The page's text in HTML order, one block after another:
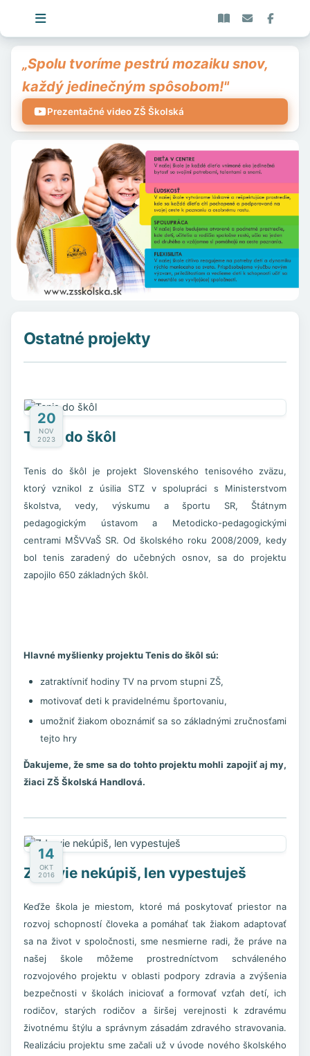
„Spolu tvoríme pestrú mozaiku snov,
každý jedinečným spôsobom!"
Prezentačné video ZŠ Školská
Ostatné projekty
20
NOV
2023
Tenis do škôl
Tenis do škôl je projekt Slovenského tenisového zväzu,
ktorý vznikol z úsilia STZ v spolupráci s Ministerstvom
školstva, vedy, výskumu a športu SR, Štátnym
pedagogickým ústavom a Metodicko-pedagogickými
centrami MŠVVaŠ SR. Od školského roku 2008/2009, kedy
bol tenis zaradený do učebných osnov, sa do projektu
zapojilo 650 základných škôl.
Hlavné myšlienky projektu Tenis do škôl sú:
zatraktívniť hodiny TV na prvom stupni ZŠ,
motivovať deti k pravidelnému športovaniu,
umožniť žiakom oboznámiť sa so základnými zručnosťami
tejto hry
Ďakujeme, že sme sa do tohto projektu mohli zapojiť aj my,
žiaci ZŠ Školská Handlová.
14
OKT
2016
Zdravie nekúpiš, len vypestuješ
Keďže škola je miestom, ktoré má poskytovať priestor na
rozvoj schopností človeka a pomáhať tak žiakom adaptovať
sa na život v spoločnosti, sme nesmierne radi, že práve na
našej škole môžeme prostredníctvom schváleného
rozvojového projektu v oblasti podpory zdravia a zvýšenia
bezpečnosti v školách iniciovať a formovať vzťah detí, ich
rodičov, starých rodičov a širšej verejnosti k zdravému
životnému štýlu a správnym zásadám zdravého stravovania.
Realizáciu projektu sme začali už v úvode nového školského